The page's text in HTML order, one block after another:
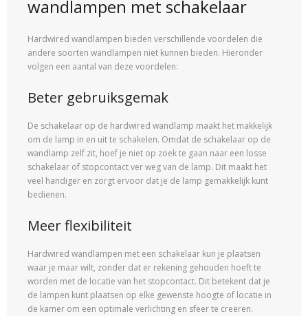
wandlampen met schakelaar
Hardwired wandlampen bieden verschillende voordelen die
andere soorten wandlampen niet kunnen bieden. Hieronder
volgen een aantal van deze voordelen:
Beter gebruiksgemak
De schakelaar op de hardwired wandlamp maakt het makkelijk
om de lamp in en uit te schakelen. Omdat de schakelaar op de
wandlamp zelf zit, hoef je niet op zoek te gaan naar een losse
schakelaar of stopcontact ver weg van de lamp. Dit maakt het
veel handiger en zorgt ervoor dat je de lamp gemakkelijk kunt
bedienen.
Meer flexibiliteit
Hardwired wandlampen met een schakelaar kun je plaatsen
waar je maar wilt, zonder dat er rekening gehouden hoeft te
worden met de locatie van het stopcontact. Dit betekent dat je
de lampen kunt plaatsen op elke gewenste hoogte of locatie in
de kamer om een optimale verlichting en sfeer te creëren.